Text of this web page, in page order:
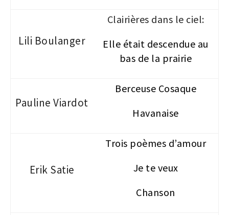
Lili Boulanger
Clairières dans le ciel:
Elle était descendue au
bas de la prairie
Pauline Viardot
Berceuse Cosaque
Havanaise
Erik Satie
Trois poèmes d’amour
Je te veux
Chanson